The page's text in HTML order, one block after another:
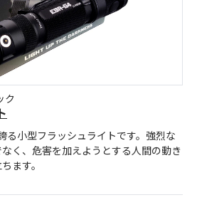
ク
る小型フラッシュライトです。強烈な
く、危害を加えようとする人間の動き
ます。